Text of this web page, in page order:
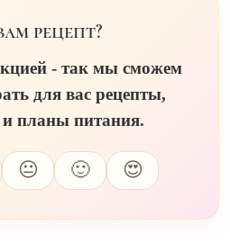
рецепт?
- так мы сможем
для вас рецепты,
планы питания.
😐 🙂 😍